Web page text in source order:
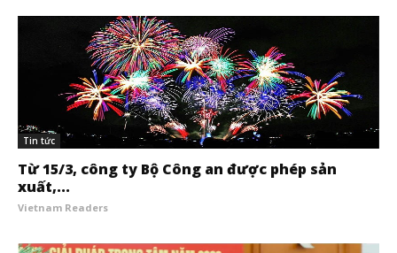
Tin tức
Từ 15/3, công ty Bộ Công an được phép sản
xuất,...
Vietnam Readers